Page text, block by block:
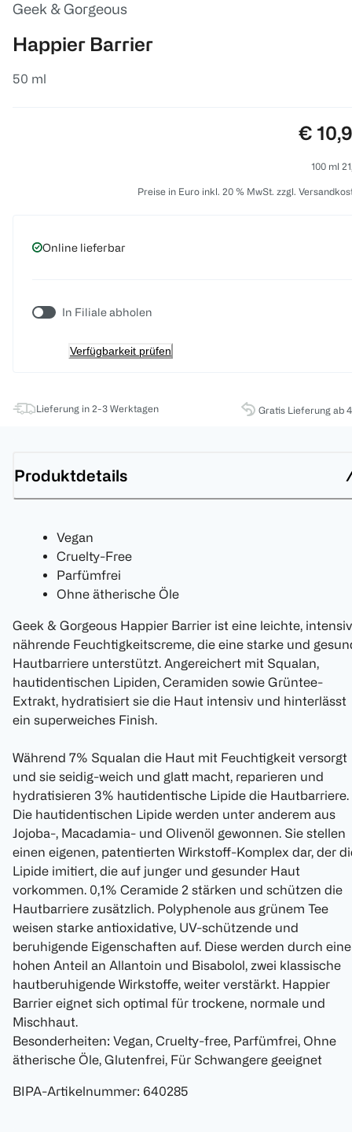
Geek & Gorgeous
Happier Barrier
50 ml
Preis:
€
100 ml
Preise in Euro inkl. 20 % MwSt. zzgl.
Online lieferbar
In Filiale abholen
Verfügbarkeit prüfen
Lieferung in 2-3 Werktagen Gratis Lieferung ab
Produktdetails
Vegan
Cruelty-Free
Parfümfrei
Ohne ätherische Öle
Geek & Gorgeous Happier Barrier ist eine leichte, intensiv
nährende Feuchtigkeitscreme, die eine starke und
Hautbarriere unterstützt. Angereichert mit Squalan,
hautidentischen Lipiden, Ceramiden sowie Grüntee-
Extrakt, hydratisiert sie die Haut intensiv und hinterlässt
ein superweiches Finish.
Während 7% Squalan die Haut mit Feuchtigkeit versorgt
und sie seidig-weich und glatt macht, reparieren und
hydratisieren 3% hautidentische Lipide die Hautbarriere.
Die hautidentischen Lipide werden unter anderem aus
Jojoba-, Macadamia- und Olivenöl gewonnen. Sie stellen
einen eigenen, patentierten Wirkstoff-Komplex dar, der
Lipide imitiert, die auf junger und gesunder Haut
vorkommen. 0,1% Ceramide 2 stärken und schützen die
Hautbarriere zusätzlich. Polyphenole aus grünem Tee
weisen starke antioxidative, UV-schützende und
beruhigende Eigenschaften auf. Diese werden durch
hohen Anteil an Allantoin und Bisabolol, zwei klassische
hautberuhigende Wirkstoffe, weiter verstärkt. Happier
Barrier eignet sich optimal für trockene, normale und
Mischhaut.
Besonderheiten: Vegan, Cruelty-free, Parfümfrei, Ohne
ätherische Öle, Glutenfrei, Für Schwangere geeignet
BIPA-Artikelnummer: 640285